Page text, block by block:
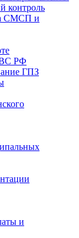
контроль
СМСП и
ВС РФ
ГПЗ
и